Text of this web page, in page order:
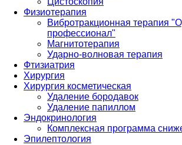
Физиотерапия
Вибротракционная терапия
профессионал"
Магнитотерапия
Ударно-волновая терапия
Фтизиатрия
Хирургия
Хирургия косметическая
Удаление бородавок
Удаление папиллом
Эндокринология
Комплексная программа
Эпилептология